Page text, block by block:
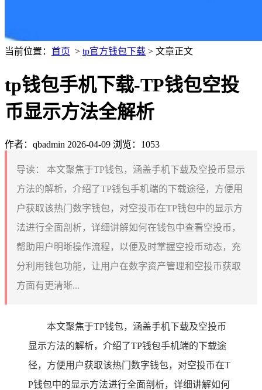
当前位置： 首页 > tp官方钱包下载 > 文章正文
tp钱包手机下载-TP钱包空投
币显示方法全解析
作者：qbadmin 2026-04-09 浏览：1053
导读：
本文聚焦于TP钱包，涵盖手机下载及空投币显示
方法的解析，介绍了TP钱包手机端的下载途径，方便用
户获取该热门数字钱包，对空投币在TP钱包中的显示方
法进行全面剖析，详细讲解如何在钱包中查看空投币，
帮助用户明晰操作流程，以便及时掌握空投币动态，充
分利用钱包功能，让用户在数字资产管理和空投币获取
方面有更清晰...
本文聚焦于TP钱包，涵盖手机下载及空投币
显示方法的解析，介绍了TP钱包手机端的下载途
径，方便用户获取该热门数字钱包，对空投币在T
P钱包中的显示方法进行全面剖析，详细讲解如何